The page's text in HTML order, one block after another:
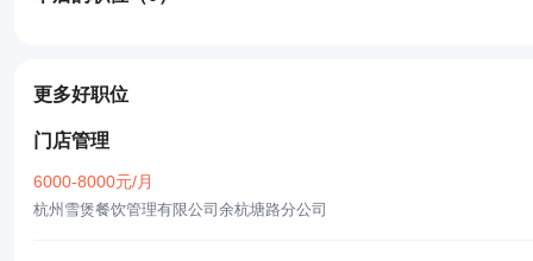
更多好职位
门店管理
6000-8000元/月
杭州雪煲餐饮管理有限公司余杭塘路分公司